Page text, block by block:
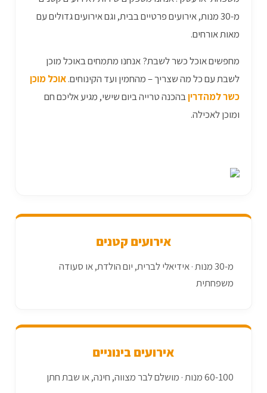
מ-30 מנות, אירועים פרטיים בבית, וגם אירועים גדולים עם
מאות אורחים.
מחפשים אוכל כשר לשבת? אנחנו מתמחים באוכל מוכן
לשבת עם כל מה שצריך – מהחמין ועד הקינוחים.אוכל מוכן
כשר למהדריןבהכנה טרייה ביום שישי, מגיע אליכם חם
ומוכן לאכילה.
אירועים קטנים
מ-30 מנות · אידיאלי לברית, יום הולדת, או סעודה
משפחתית
אירועים בינוניים
60-100 מנות · מושלם לבר מצווה, חינה, או שבת חתן